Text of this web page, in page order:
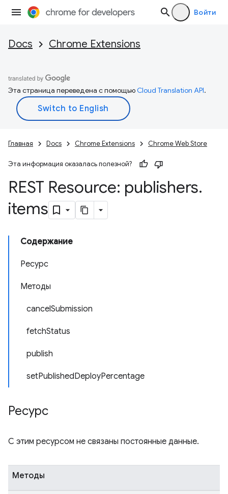
Войти
Docs Chrome Extensions
Эта страница переведена с помощьюCloud Translation API.
Главная Docs Chrome Extensions Chrome Web Store
Эта информация оказалась полезной?
REST Resource: publishers.
items
Содержание
Ресурс
Методы
cancelSubmission
fetchStatus
publish
setPublishedDeployPercentage
Ресурс
С этим ресурсом не связаны постоянные данные.
Методы